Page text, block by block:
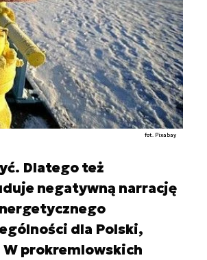
fot. Pixabay
Dlatego też
negatywną narrację
dla Polski,
W prokremlowskich